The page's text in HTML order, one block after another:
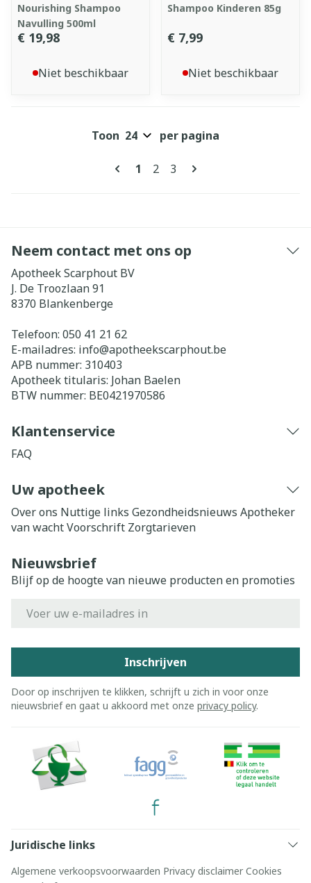
Nourishing Shampoo
Navulling 500ml
€ 19,98
Niet beschikbaar
Shampoo Kinderen 85g
€ 7,99
Niet beschikbaar
Pagina's
U lees momenteel pagina
1 Pagina
2 Pagina
3
Toon per pagina
Neem contact met ons op
Apotheek Scarphout BV
J. De Troozlaan 91
8370 Blankenberge
Telefoon: 050 41 21 62
E-mailadres: info@apotheekscarphout.be
APB nummer: 310403
Apotheek titularis: Johan Baelen
BTW nummer: BE0421970586
Klantenservice
FAQ
Uw apotheek
Over ons Nuttige links Gezondheidsnieuws Apotheker
van wachtVoorschrift Zorgtarieven
Nieuwsbrief
Blijf op de hoogte van nieuwe producten en promoties
Inschrijven
Door op inschrijven te klikken, schrijft u zich in voor onze
nieuwsbrief en gaat u akkoord met onze privacy policy.
Juridische links
Algemene verkoopsvoorwaarden Privacy disclaimer Cookies